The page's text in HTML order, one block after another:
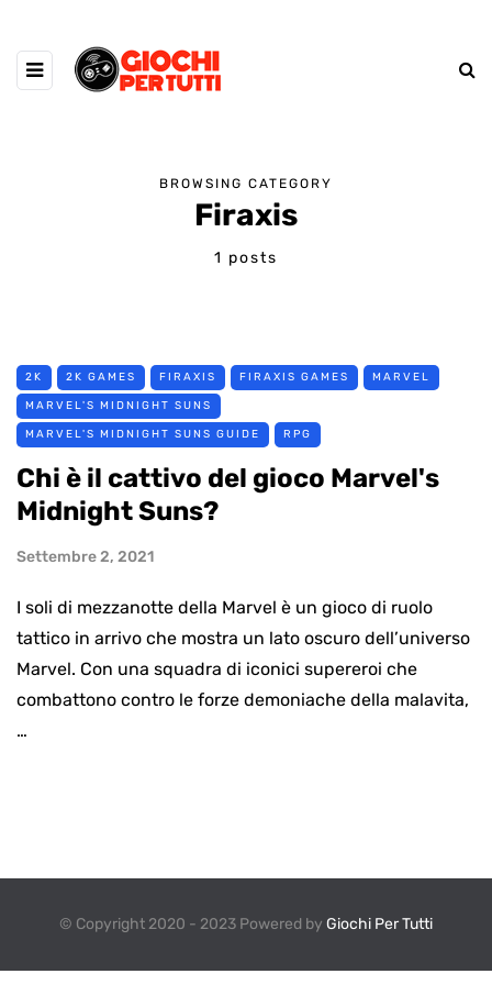
BROWSING CATEGORY
Firaxis
1 posts
2K 2K GAMES FIRAXIS FIRAXIS GAMES MARVEL
MARVEL'S MIDNIGHT SUNS
MARVEL'S MIDNIGHT SUNS GUIDE RPG
Chi è il cattivo del gioco Marvel's
Midnight Suns?
Settembre 2, 2021
I soli di mezzanotte della Marvel è un gioco di ruolo
tattico in arrivo che mostra un lato oscuro dell’universo
Marvel. Con una squadra di iconici supereroi che
combattono contro le forze demoniache della malavita,
…
© Copyright 2020 - 2023 Powered by Giochi Per Tutti